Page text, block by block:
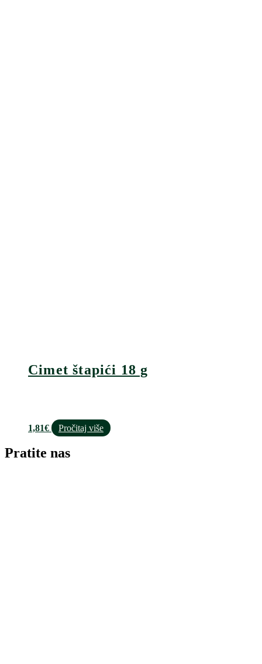
Cimet štapići 18 g
1,81€ Pročitaj više
Pratite nas